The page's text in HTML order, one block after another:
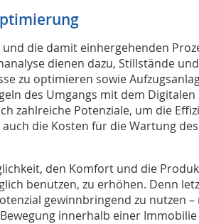
die damit einhergehenden
dienen dazu, Stillstände
zu optimieren sowie
des Umgangs mit dem Digitalen
zahlreiche Potenziale, um die
die Kosten für die Wartung des
den Komfort und die
benutzen, zu erhöhen. Denn
gewinnbringend zu nutzen
innerhalb einer